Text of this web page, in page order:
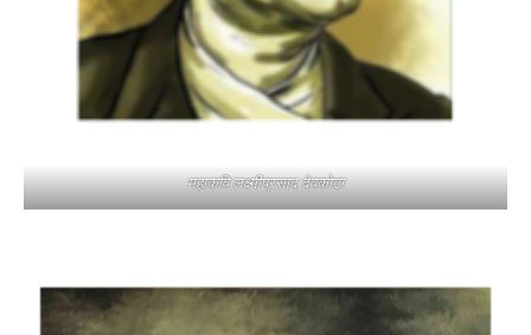
महाकवि लक्ष्मीप्रसाद देवकोटा